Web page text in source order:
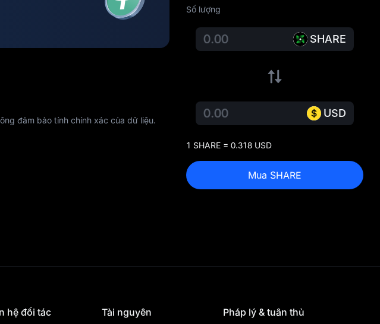
đảm bảo tính chính xác của dữ liệu.
Số lượng
SHARE
USD
1 SHARE = 0.318 USD
Mua SHARE
hệ đối tác Tài nguyên Pháp lý & tuân thủ